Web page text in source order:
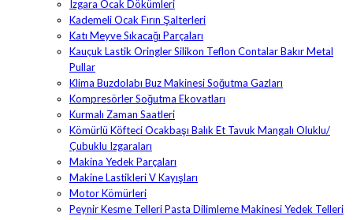
Izgara Ocak Dökümleri
Kademeli Ocak Fırın Şalterleri
Katı Meyve Sıkacağı Parçaları
Kauçuk Lastik Oringler Silikon Teflon Contalar Bakır Metal
Pullar
Klima Buzdolabı Buz Makinesi Soğutma Gazları
Kompresörler Soğutma Ekovatları
Kurmalı Zaman Saatleri
Kömürlü Köfteci Ocakbaşı Balık Et Tavuk Mangalı Oluklu/
Çubuklu Izgaraları
Makina Yedek Parçaları
Makine Lastikleri V Kayışları
Motor Kömürleri
Peynir Kesme Telleri Pasta Dilimleme Makinesi Yedek Telleri